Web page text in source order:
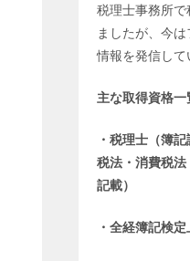
税理士事務所
ましたが、今
情報を発信して
主な取得資格一
・税理士（簿
税法・消費税
記載）
・全経簿記検定